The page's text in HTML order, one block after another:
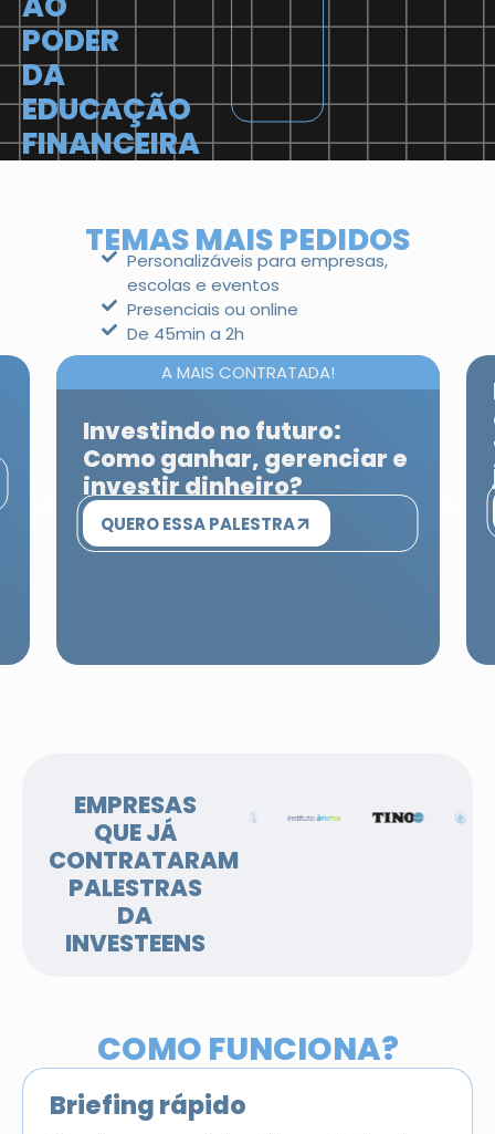
PODER
DA
EDUCAÇÃO
FINANCEIRA
TEMAS MAIS PEDIDOS
Personalizáveis para empresas,
escolas e eventos
Presenciais ou online
De 45min a 2h
A MAIS CONTRATADA!
Investindo no futuro:
Como ganhar, gerenciar e
investir dinheiro?
QUERO ESSA PALESTRA
EMPRESAS
QUE JÁ
CONTRATARAM
PALESTRAS
DA
INVESTEENS
COMO FUNCIONA?
Briefingrápido